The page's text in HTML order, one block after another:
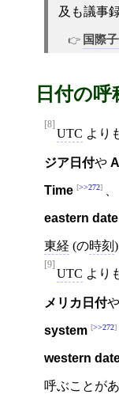
及も議事
国際
日付の呼
[8]
UTC より
ジア日付や
Time >>272 、
eastern date
東経 (の時刻
[9]
UTC より
メリカ日付や
system >>272
western
呼ぶことがあ